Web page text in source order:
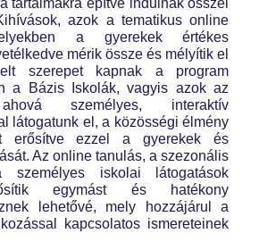
tartalmakra építve indulnak ősszel
azok a tematikus online
a gyerekek értékes
mérik össze és mélyítik el
szerepet kapnak a program
a Bázis Iskolák, vagyis azok az
személyes, interaktív
látogatunk el, a közösségi élmény
erősítve ezzel a gyerekek és
Az online tanulás, a szezonális
iskolai látogatások
egymást és hatékony
lehetővé, mely hozzájárul a
kapcsolatos ismereteinek